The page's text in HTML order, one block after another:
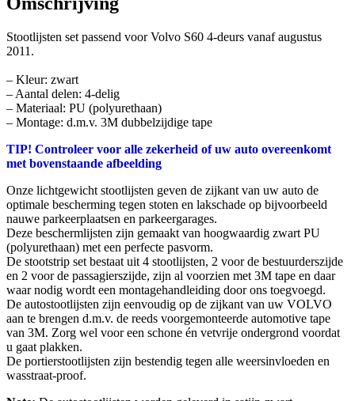
Stootlijsten set passend voor Volvo S60 4-deurs vanaf augustus
2011.
– Kleur: zwart
– Aantal delen: 4-delig
– Materiaal: PU (polyurethaan)
– Montage: d.m.v. 3M dubbelzijdige tape
TIP! Controleer voor alle zekerheid of uw auto overeenkomt
met bovenstaande afbeelding
Onze lichtgewicht stootlijsten geven de zijkant van uw auto de
optimale bescherming tegen stoten en lakschade op bijvoorbeeld
nauwe parkeerplaatsen en parkeergarages.
Deze beschermlijsten zijn gemaakt van hoogwaardig zwart PU
(polyurethaan) met een perfecte pasvorm.
De stootstrip set bestaat uit 4 stootlijsten, 2 voor de bestuurderszijde
en 2 voor de passagierszijde, zijn al voorzien met 3M tape en daar
waar nodig wordt een montagehandleiding door ons toegvoegd.
De autostootlijsten zijn eenvoudig op de zijkant van uw VOLVO
aan te brengen d.m.v. de reeds voorgemonteerde automotive tape
van 3M. Zorg wel voor een schone én vetvrije ondergrond voordat
u gaat plakken.
De portierstootlijsten zijn bestendig tegen alle weersinvloeden en
wasstraat-proof.